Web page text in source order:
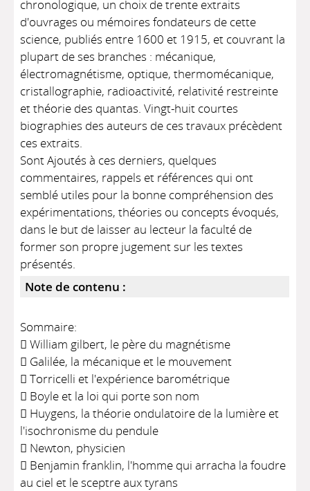
chronologique, un choix de trente extraits
d'ouvrages ou mémoires fondateurs de cette
science, publiés entre 1600 et 1915, et couvrant la
plupart de ses branches : mécanique,
électromagnétisme, optique, thermomécanique,
cristallographie, radioactivité, relativité restreinte
et théorie des quantas. Vingt-huit courtes
biographies des auteurs de ces travaux précèdent
ces extraits.
Sont Ajoutés à ces derniers, quelques
commentaires, rappels et références qui ont
semblé utiles pour la bonne compréhension des
expérimentations, théories ou concepts évoqués,
dans le but de laisser au lecteur la faculté de
former son propre jugement sur les textes
présentés.
Note de contenu :
Sommaire:
 William gilbert, le père du magnétisme
 Galilée, la mécanique et le mouvement
 Torricelli et l'expérience barométrique
 Boyle et la loi qui porte son nom
 Huygens, la théorie ondulatoire de la lumière et
l'isochronisme du pendule
 Newton, physicien
 Benjamin franklin, l'homme qui arracha la foudre
au ciel et le sceptre aux tyrans